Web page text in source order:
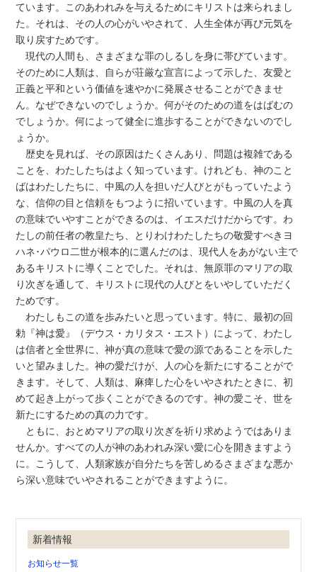
ています。このあわれみを与えるためにキリストは来られまし
た。それは、その人の心がいやされて、人生全体が再び元気を
取り戻すためです。
現代の人間も、さまざまな罪のしるしを身に帯びています。
そのために人類は、自らが荘厳な宣言によって示した、友愛と
正義と平和という価値を速やかに発展させることができませ
ん。なぜできないのでしょうか。何がそのための道をはばむの
でしょうか。何によって健全に進歩することができないのでし
ょうか。
歴史を見れば、その原因はたくさんあり、問題は複雑である
ことを、わたしたちはよく知っています。けれども、神のこと
ばはわたしたちに、中風の人を担いだ人びとがもっていたよう
な、信仰の目と信頼をもつように招いています。中風の人を真
の意味でいやすことができるのは、イエスだけだからです。わ
たしの前任者の教皇たち、とりわけわたしたちの敬愛すべきヨ
ハネ･パウロ二世が根本的に選んだのは、現代人をあがない主で
あるキリストに導くことでした。それは、無原罪のマリアの取
り次ぎを通して、キリストに現代の人びとをいやしていただく
ためです。
わたしもこの道を歩みたいと思っています。特に、最初の回
勅『神は愛』（デウス・カリタス・エスト）によって、わたし
は信者と全世界に、神が真の意味で愛の源であることを示した
いと望みました。神の愛だけが、人の心を新たにすることがで
きます。そして、人類は、麻痺した心をいやされたときに、初
めて起き上がって歩くことができるのです。神の愛こそ、世を
新たにするための真の力です。
ともに、おとめマリアの取り次ぎを祈り求めようではありま
せんか。すべての人が神のあわれみ深い愛に心を開きますよう
に。こうして、人類家族が自分たちを苦しめるさまざまな悪か
ら深い意味でいやされることができますように。
新着情報
お知らせ一覧